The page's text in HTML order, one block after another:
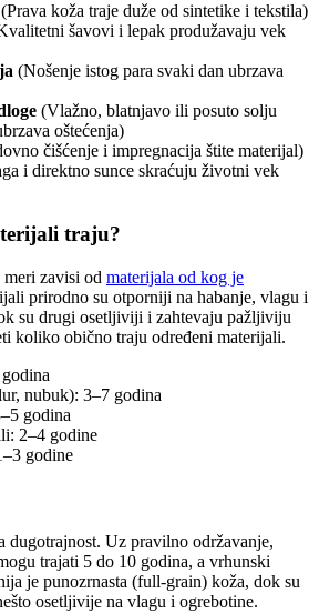
(Prava koža traje duže od sintetike i tekstila)
šavovi i lepak produžavaju vek
(Nošenje istog para svaki dan ubrzava
(Vlažno, blatnjavo ili posuto solju
oštećenja)
čišćenje i impregnacija štite materijal)
i direktno sunce skraćuju životni vek
traju?
zavisi od materijala od kog je
prirodno su otporniji na habanje, vlagu i
su drugi osetljiviji i zahtevaju pažljiviju
koliko obično traju određeni materijali.
nubuk): 3–7 godina
godina
2–4 godine
godine
dugotrajnost. Uz pravilno održavanje,
trajati 5 do 10 godina, a vrhunski
je punozrnasta (full-grain) koža, dok su
osetljivije na vlagu i ogrebotine.